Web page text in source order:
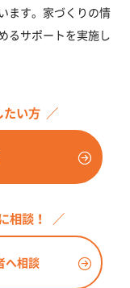
ます。家づくりの情
るサポートを実施し
い方
相談！
へ相談